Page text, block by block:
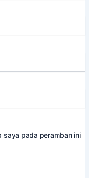
saya pada peramban ini